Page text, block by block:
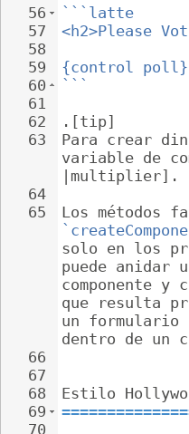
56
57
58
59
60
61
62
63
64
65
66
67
68
69
70
```latte
<h2>Please
{control poll}
```
.[tip]
Para crear
variable de
|multiplier].
Los métodos
solo en los
puede anidar
componente
que resulta
un formulario
dentro de un
Estilo